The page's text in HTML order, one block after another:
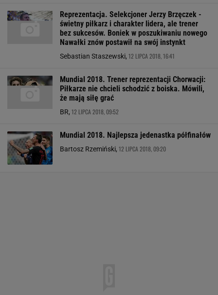
Reprezentacja. Selekcjoner Jerzy Brzęczek -
świetny piłkarz i charakter lidera, ale trener
bez sukcesów. Boniek w poszukiwaniu nowego
Nawałki znów postawił na swój instynkt
Sebastian Staszewski, 12 LIPCA 2018, 16:41
Mundial 2018. Trener reprezentacji Chorwacji:
Piłkarze nie chcieli schodzić z boiska. Mówili,
że mają siłę grać
BR, 12 LIPCA 2018, 09:52
Mundial 2018. Najlepsza jedenastka półfinałów
Bartosz Rzemiński, 12 LIPCA 2018, 09:20